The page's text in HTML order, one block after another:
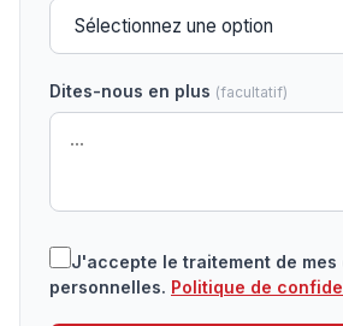
Dites-nous en plus (facultatif)
J'accepte le traitement de mes
personnelles. Politique de